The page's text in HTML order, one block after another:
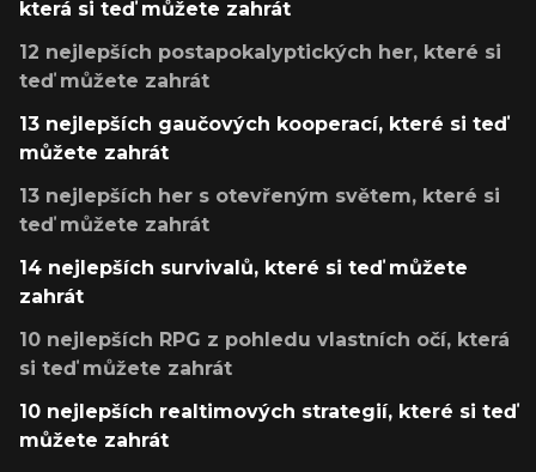
která si teď můžete zahrát
12 nejlepších postapokalyptických her, které si
teď můžete zahrát
13 nejlepších gaučových kooperací, které si teď
můžete zahrát
13 nejlepších her s otevřeným světem, které si
teď můžete zahrát
14 nejlepších survivalů, které si teď můžete
zahrát
10 nejlepších RPG z pohledu vlastních očí, která
si teď můžete zahrát
10 nejlepších realtimových strategií, které si teď
můžete zahrát